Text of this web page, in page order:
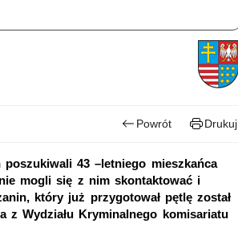
Powrót Drukuj
43 –letniego mieszkańca
mogli się z nim skontaktować i
który już przygotował pętlę został
Wydziału Kryminalnego komisariatu